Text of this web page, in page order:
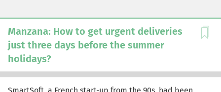
Manzana: How to get urgent deliveries
just three days before the summer
holidays?